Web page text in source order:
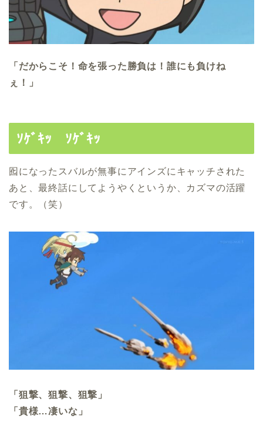
「だからこそ！命を張った勝負は！誰にも負けね
ぇ！」
ｿｹﾞｷｯ ｿｹﾞｷｯ
囮になったスバルが無事にアインズにキャッチされた
あと、最終話にしてようやくというか、カズマの活躍
です。（笑）
「狙撃、狙撃、狙撃」
「貴様…凄いな」